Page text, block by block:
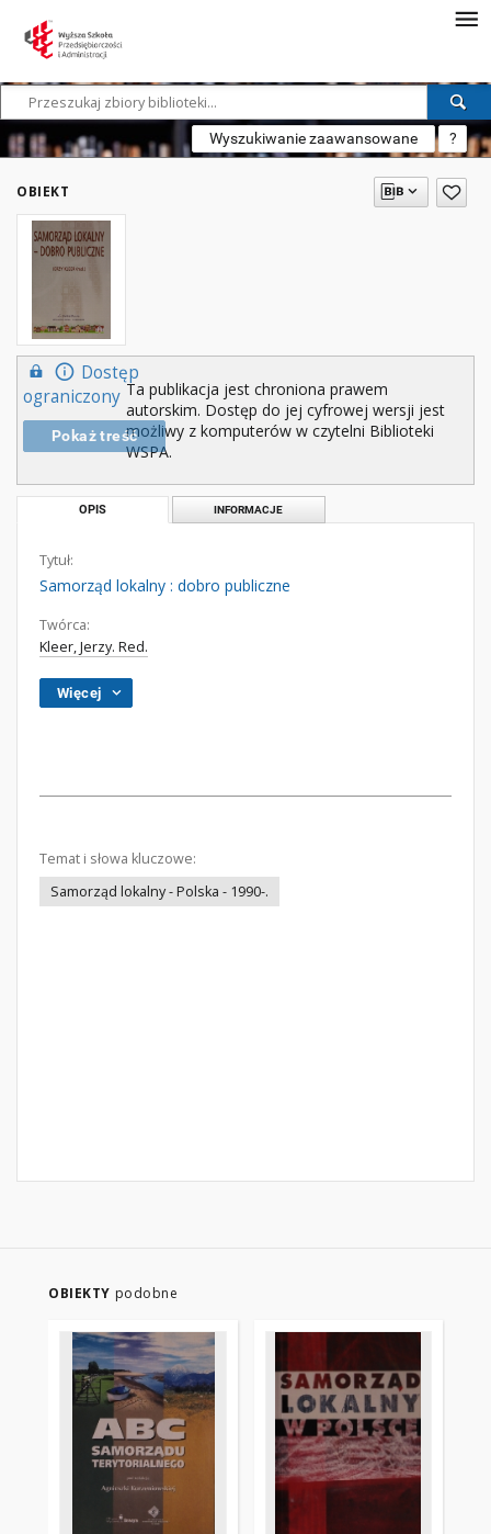
Wyszukiwanie zaawansowane ?
OBIEKT
Dostęp
ograniczony
Pokaż treść
Ta publikacja jest chroniona prawem
autorskim. Dostęp do jej cyfrowej wersji jest
możliwy z komputerów w czytelni Biblioteki
WSPA.
OPIS INFORMACJE
Tytuł:
Samorząd lokalny : dobro publiczne
Twórca:
Kleer, Jerzy. Red.
Więcej
Temat i słowa kluczowe:
Samorząd lokalny - Polska - 1990-.
OBIEKTY podobne